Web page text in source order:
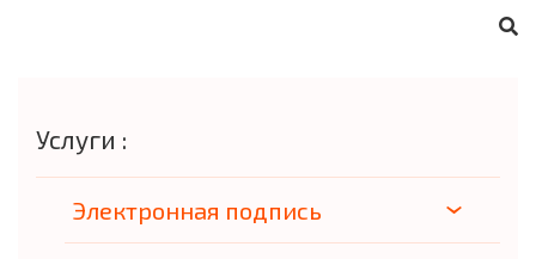
Услуги :
Электронная подпись